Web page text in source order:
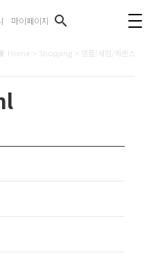
마이페이지 search
Home > Shopping > 앰플/세럼/에센스